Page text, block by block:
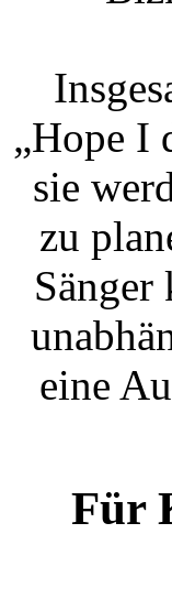
„Hope I
sie
zu
Sänger
eine
Für